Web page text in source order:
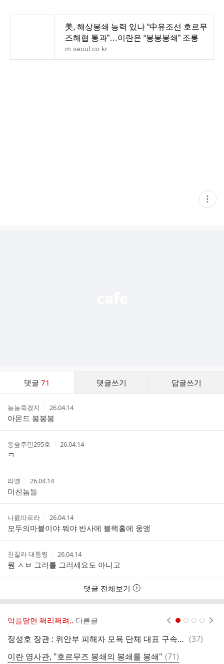
美, 해상봉쇄 능력 있나 “中유조선 호르무
즈해협 통과”…이란은 “봉봉봉쇄” 조롱
m.seoul.co.kr
현
재
댓글71 댓글쓰기 답글쓰기
스
작
성
자
뇽뇽죽겠지
작
성
시
간
26.04.14
아몬드 봉봉봉
작
성
자
동숲주민295호
작
간
26.04.14
ㅋ
작
성
자
라옐
작
성
시
간
26.04.14
미친놈들
작
성
자
나릀따르라
작
성
시
간
26.04.14
모두의마블이야 뭐야 반사에 블랙홀에 웅앵
작
성
자
친칠라 대통령
작
성
시
간
26.04.14
뭔 ㅅㅂ 그러를 그러세요도 아니고
댓글 전체보기
악플달면 쩌리쩌려.. 다른글
정성호 장관 : 위안부 피해자 모욕 단체 대표 구속기소 했습니다 댓
(37)
이란 영사관, "호르무즈 봉쇄의 봉쇄를 봉쇄" 댓
(71)